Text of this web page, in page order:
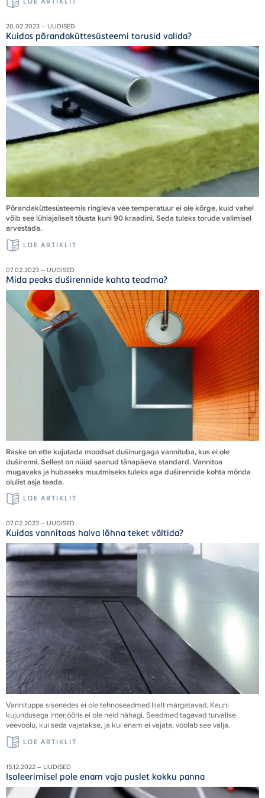
20.02.2023 – UUDISED
Kuidas põrandaküttesüsteemi torusid valida?
Põrandaküttesüsteemis ringleva vee temperatuur ei ole kõrge, kuid vahel
võib see lühiajaliselt tõusta kuni 90 kraadini. Seda tuleks torude valimisel
arvestada.
LOE ARTIKLIT
07.02.2023 – UUDISED
Mida peaks duširennide kohta teadma?
Raske on ette kujutada moodsat dušinurgaga vannituba, kus ei ole
duširenni. Sellest on nüüd saanud tänapäeva standard. Vannitoa
mugavaks ja hubaseks muutmiseks tuleks aga duširennide kohta mõnda
olulist asja teada.
LOE ARTIKLIT
07.02.2023 – UUDISED
Kuidas vannitoas halva lõhna teket vältida?
Vannituppa sisenedes ei ole tehnoseadmed liialt märgatavad. Kauni
kujundusega interjööris ei ole neid nähagi. Seadmed tagavad turvalise
veevoolu, kui seda vajatakse, ja kui enam ei vajata, voolab see välja.
LOE ARTIKLIT
15.12.2022 – UUDISED
Isoleerimisel pole enam vaja puslet kokku panna